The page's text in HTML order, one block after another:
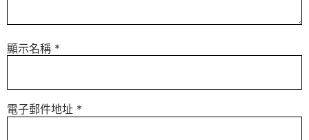
顯示名稱 *
電子郵件地址 *